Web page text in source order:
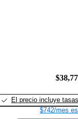
El precio incluye tasas
$742/mes